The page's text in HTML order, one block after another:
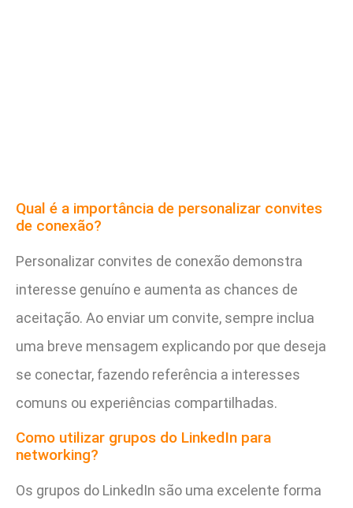
Qual é a importância de personalizar convites
de conexão?
Personalizar convites de conexão demonstra
interesse genuíno e aumenta as chances de
aceitação. Ao enviar um convite, sempre inclua
uma breve mensagem explicando por que deseja
se conectar, fazendo referência a interesses
comuns ou experiências compartilhadas.
Como utilizar grupos do LinkedIn para
networking?
Os grupos do LinkedIn são uma excelente forma